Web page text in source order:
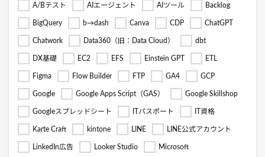
A/Bテスト AIエージェント AIツール Backlog
BigQuery b→dash Canva CDP ChatGPT
Chatwork Data360（旧：Data Cloud） dbt
DX基礎 EC2 EFS Einstein GPT ETL
Figma Flow Builder FTP GA4 GCP
Google Google Apps Script（GAS） Google Skillshop
Googleスプレッドシート ITパスポート IT資格
Karte Craft kintone LINE LINE公式アカウント
LinkedIn広告 Looker Studio Microsoft